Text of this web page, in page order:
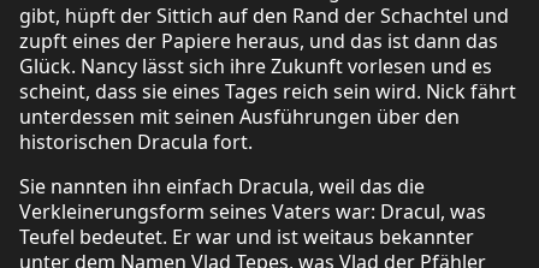
gibt, hüpft der Sittich auf den Rand der Schachtel und
zupft eines der Papiere heraus, und das ist dann das
Glück. Nancy lässt sich ihre Zukunft vorlesen und es
scheint, dass sie eines Tages reich sein wird. Nick fährt
unterdessen mit seinen Ausführungen über den
historischen Dracula fort.
Sie nannten ihn einfach Dracula, weil das die
Verkleinerungsform seines Vaters war: Dracul, was
Teufel bedeutet. Er war und ist weitaus bekannter
unter dem Namen Vlad Tepes, was Vlad der Pfähler